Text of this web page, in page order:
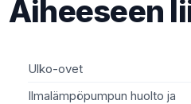
Aiheeseen
Ulko-ovet
Ilmalämpöpumpun huolto ja